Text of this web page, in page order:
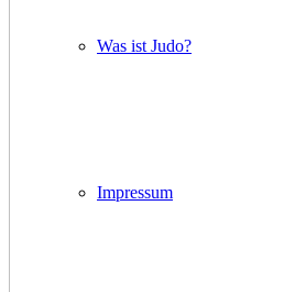
Was ist Judo?
Impressum